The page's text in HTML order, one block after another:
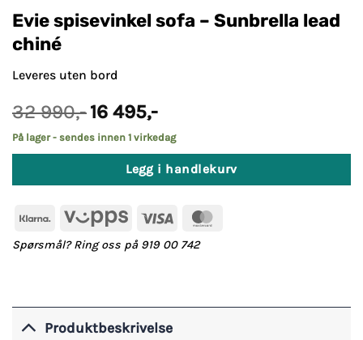
Evie spisevinkel sofa – Sunbrella lead
chiné
Leveres uten bord
32 990,- Opprinnelig
pris
var:
32
990,-.
16 495,-
er:
16
495,-.
På lager - sendes innen 1 virkedag
Legg i handlekurv
Klarna Vipps Visa
Spørsmål? Ring oss på 919 00 742
Produktbeskrivelse